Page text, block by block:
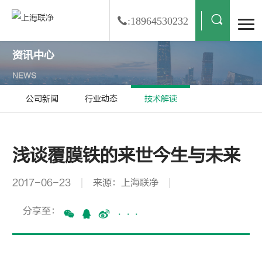
:18964530232
资讯中心
NEWS
公司新闻 行业动态 技术解读
浅谈覆膜铁的来世今生与未来
2017-06-23 来源：上海联净
分享至： ···